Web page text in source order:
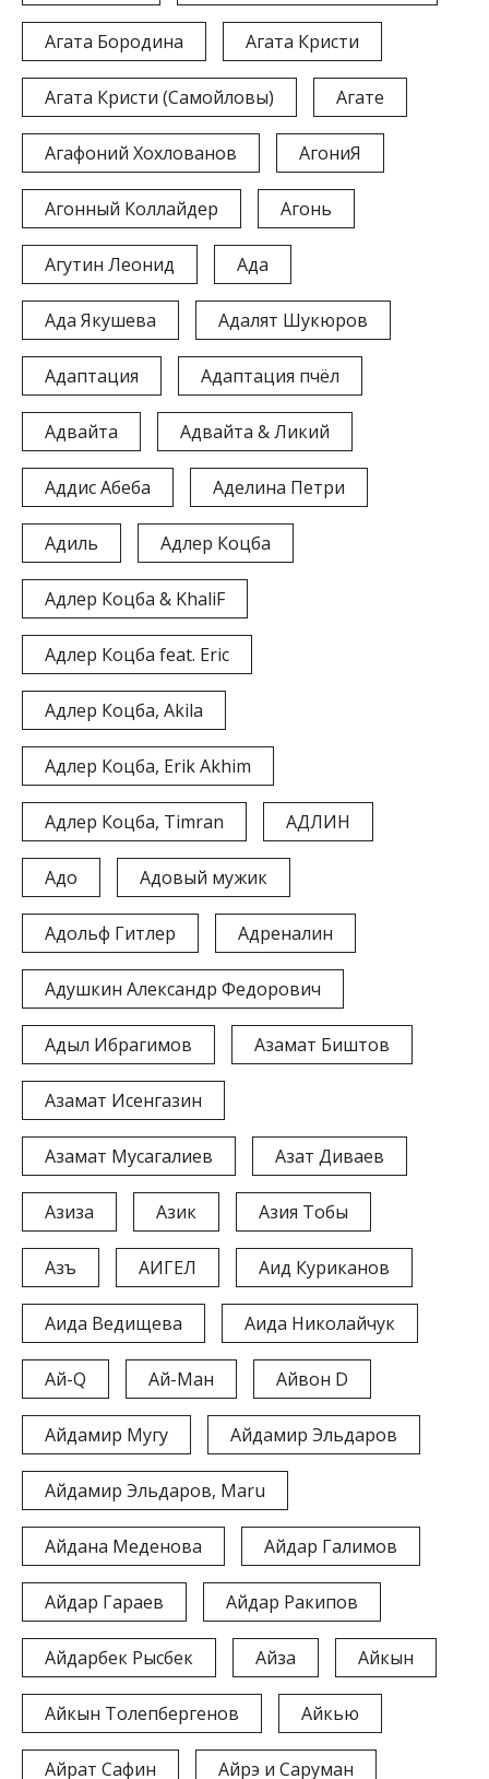
Агата Бородина Агата Кристи
Агата Кристи (Самойловы) Агате
Агафоний Хохлованов АгониЯ
Агонный Коллайдер Агонь
Агутин Леонид Ада
Ада Якушева Адалят Шукюров
Адаптация Адаптация пчёл
Адвайта Адвайта & Ликий
Аддис Абеба Аделина Петри
Адиль Адлер Коцба
Адлер Коцба & KhaliF
Адлер Коцба feat. Eric
Адлер Коцба, Akila
Адлер Коцба, Erik Akhim
Адлер Коцба, Timran АДЛИН
Адо Адовый мужик
Адольф Гитлер Адреналин
Адушкин Александр Федорович
Адыл Ибрагимов Азамат Биштов
Азамат Исенгазин
Азамат Мусагалиев Азат Диваев
Азиза Азик Азия Тобы
Азъ АИГЕЛ Аид Куриканов
Аида Ведищева Аида Николайчук
Ай-Q Ай-Ман Айвон D
Айдамир Мугу Айдамир Эльдаров
Айдамир Эльдаров, Maru
Айдана Меденова Айдар Галимов
Айдар Гараев Айдар Ракипов
Айдарбек Рысбек Айза Айкын
Айкын Толепбергенов Айкью
Айрат Сафин Айрэ и Саруман